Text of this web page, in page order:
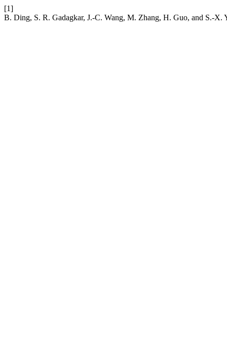
[1]
B. Ding, S. R. Gadagkar, J.-C. Wang, M. Zhang, H. Guo, and S.-X.